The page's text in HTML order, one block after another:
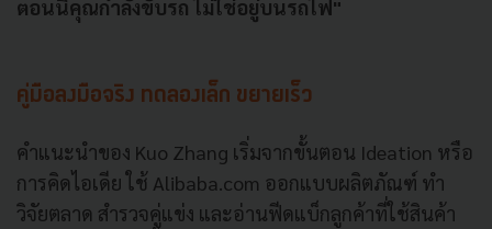
ตอนนี้คุณกำลังขับรถ ไม่ใช่อยู่บนรถไฟ"
คู่มือลงมือจริง ทดลองเล็ก ขยายเร็ว
คำแนะนำของ Kuo Zhang เริ่มจากขั้นตอน Ideation หรือ
การคิดไอเดีย ใช้ Alibaba.com ออกแบบผลิตภัณฑ์ ทำ
วิจัยตลาด สำรวจคู่แข่ง และอ่านฟีดแบ็กลูกค้าที่ใช้สินค้า